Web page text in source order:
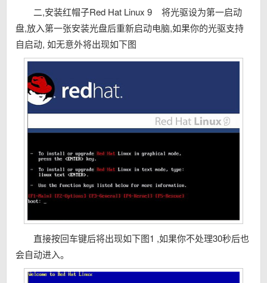
二,安装红帽子Red Hat Linux 9 将光驱设为第一启动
盘,放入第一张安装光盘后重新启动电脑,如果你的光驱支持
自启动, 如无意外将出现如下图
直接按回车键后将出现如下图1 ,如果你不处理30秒后也
会自动进入。